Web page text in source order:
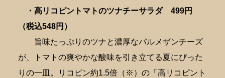
・高リコピントマトのツナチーサラダ 499円
（税込548円）
旨味たっぷりのツナと濃厚なパルメザンチーズ
が、トマトの爽やかな酸味を引き立てる夏にぴった
りの一皿。リコピン約1.5倍（※）の「高リコピント